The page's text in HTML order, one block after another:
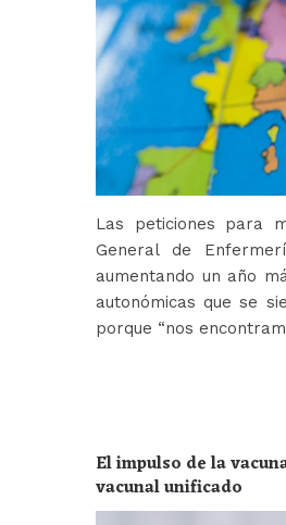
Las peticiones para
General de
aumentando un año
autonómicas que se
porque “nos
El impulso de la
vacunal unificado